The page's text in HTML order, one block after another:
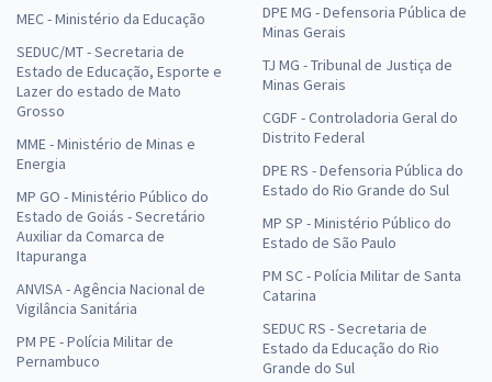
MEC - Ministério da Educação
SEDUC/MT - Secretaria de
Estado de Educação, Esporte e
Lazer do estado de Mato
Grosso
MME - Ministério de Minas e
Energia
MP GO - Ministério Público do
Estado de Goiás - Secretário
Auxiliar da Comarca de
Itapuranga
ANVISA - Agência Nacional de
Vigilância Sanitária
PM PE - Polícia Militar de
Pernambuco
DPE MG - Defensoria Pública de
Minas Gerais
TJ MG - Tribunal de Justiça de
Minas Gerais
CGDF - Controladoria Geral do
Distrito Federal
DPE RS - Defensoria Pública do
Estado do Rio Grande do Sul
MP SP - Ministério Público do
Estado de São Paulo
PM SC - Polícia Militar de Santa
Catarina
SEDUC RS - Secretaria de
Estado da Educação do Rio
Grande do Sul